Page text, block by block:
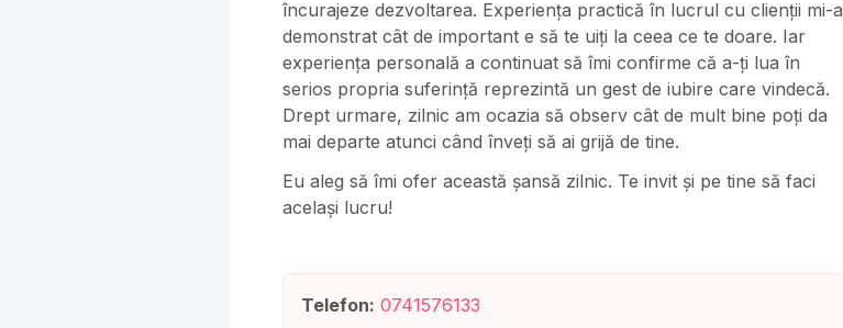
încurajeze dezvoltarea. Experiența practică în lucrul ​cu clienții mi-a
demonstrat cât de important e să te uiți la ceea ce te doare. Iar
experiența ​personală a continuat să îmi confirme că a-ți lua în
serios propria suferință reprezintă un ​gest de iubire care vindecă.
Drept urmare, zilnic am ocazia să observ cât de mult bine poți ​da
mai departe atunci când înveți să ai grijă de tine.
Eu aleg să îmi ofer această șansă zilnic. Te invit și pe tine să faci
același lucru!
Telefon: 0741576133